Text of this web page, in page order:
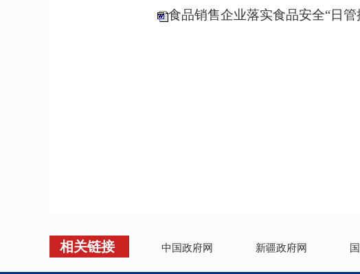
食品销售企业落实食品安全“日
相关链接 中国政府网 新疆政府网